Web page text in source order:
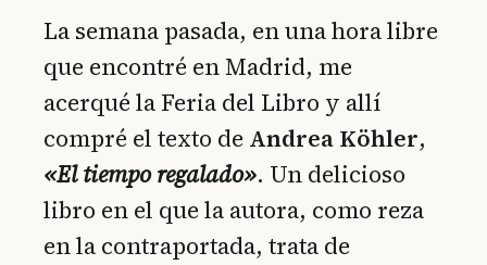
La semana pasada, en una hora libre
que encontré en Madrid, me
acerqué la Feria del Libro y allí
compré el texto de Andrea Köhler,
«El tiempo regalado». Un delicioso
libro en el que la autora, como reza
en la contraportada, trata de